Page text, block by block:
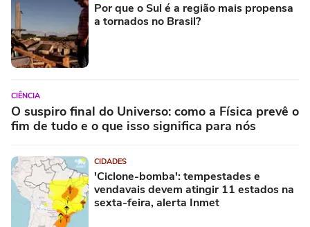
Por que o Sul é a região mais propensa
a tornados no Brasil?
CIÊNCIA
O suspiro final do Universo: como a Física prevê o
fim de tudo e o que isso significa para nós
CIDADES
'Ciclone-bomba': tempestades e
vendavais devem atingir 11 estados na
sexta-feira, alerta Inmet